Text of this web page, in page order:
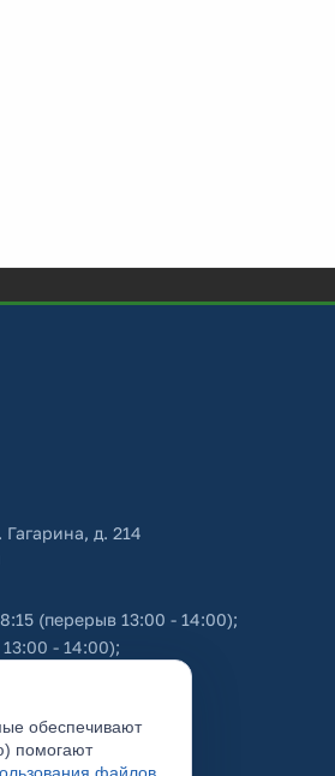
д. 214
(перерыв 13:00 - 14:00);
- 14:00);
данных
обеспечивают
помогают